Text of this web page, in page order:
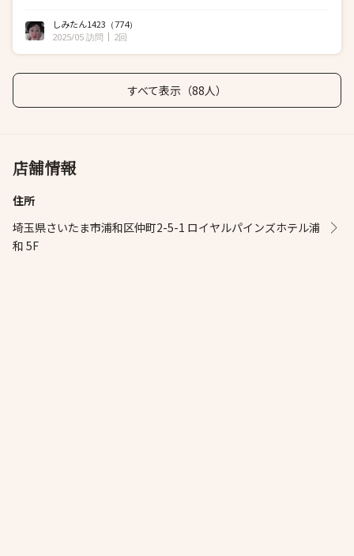
しみたん1423 （774）
2025/05 訪問
2回
すべて表示（88人）
店舗情報
住所
埼玉県さいたま市浦和区仲町2-5-1 ロイヤルパインズホテル浦
和 5F